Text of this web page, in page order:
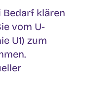
klären
vom U-
U1) zum